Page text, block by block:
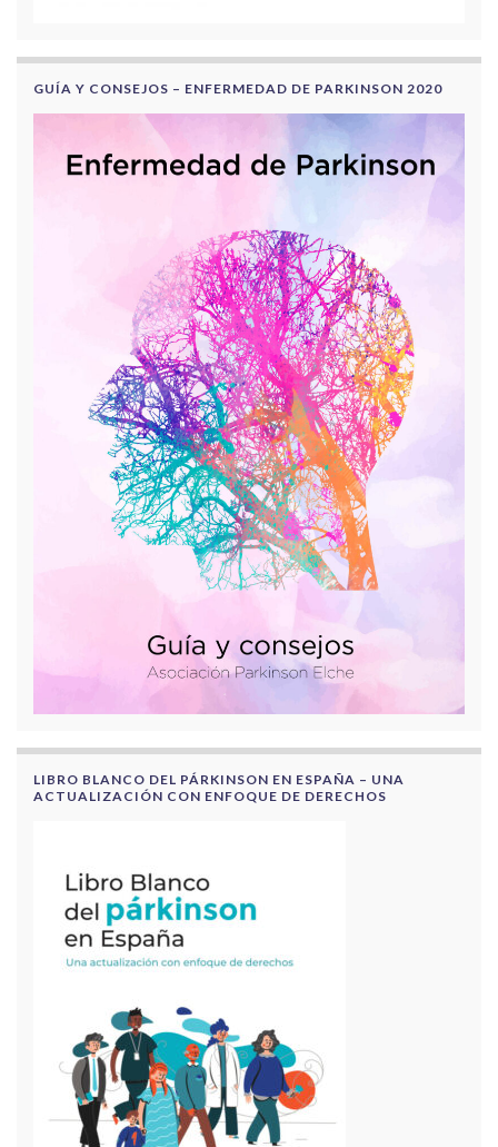
GUÍA Y CONSEJOS – ENFERMEDAD DE PARKINSON 2020
LIBRO BLANCO DEL PÁRKINSON EN ESPAÑA – UNA
ACTUALIZACIÓN CON ENFOQUE DE DERECHOS